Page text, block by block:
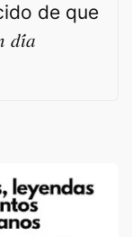
de que
𝑑𝑖́𝑎